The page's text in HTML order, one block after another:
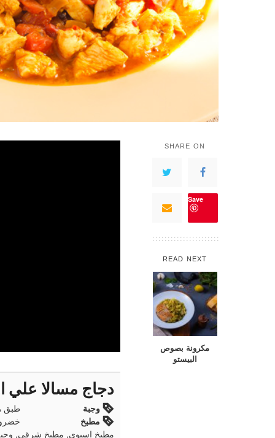
SHARE ON
Save
READ NEXT
مكرونة بصوص
البيستو
دجاج مسالا علي
وجبة
طبق
مطبخ
مطبخ اسيوي, مطبخ شرقى, وجبة